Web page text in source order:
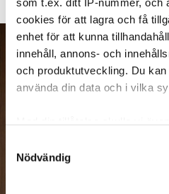
cookies för att lagra och få
enhet för att kunna
innehåll, annons- och
och produktutveckling. Du
använda din data och i vilka
som kan ha en
Nödvändig